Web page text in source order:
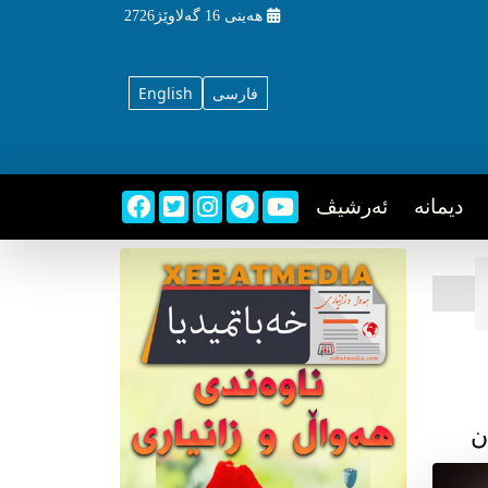
هه‌ینی 16 گه‌لاوێژ2726
English فارسی
دیمانه ئه‌رشیڤ